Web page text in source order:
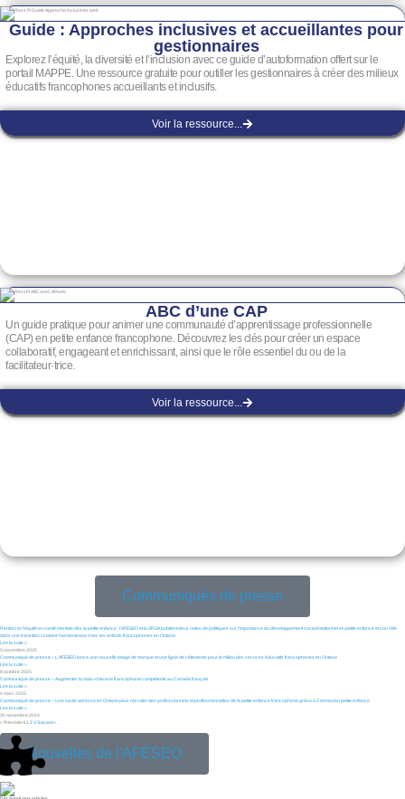
Guide : Approches inclusives et accueillantes pour
gestionnaires
Explorez l’équité, la diversité et l’inclusion avec ce guide d’autoformation offert sur le
portail MAPPE. Une ressource gratuite pour outiller les gestionnaires à créer des milieux
éducatifs francophones accueillants et inclusifs.
Voir la ressource...
ABC d’une CAP
Un guide pratique pour animer une communauté d’apprentissage professionnelle
(CAP) en petite enfance francophone. Découvrez les clés pour créer un espace
collaboratif, engageant et enrichissant, ainsi que le rôle essentiel du ou de la
facilitateur·trice.
Voir la ressource...
Communiqués de presse
Renforcer l’équité en santé mentale dès la petite enfance : l’AFÉSEO et la SRSA publient deux notes de politiques sur l’importance du développement socioémotionnel en petite enfance et son rôle
dans une transition scolaire harmonieuse chez les enfants francophones en Ontario
Lire la suite »
3 novembre 2025
Communiqué de presse – L’AFÉSEO lance une nouvelle image de marque et une ligne de vêtements pour le milieu des services éducatifs francophones en Ontario
Lire la suite »
8 octobre 2025
Communiqué de presse – Augmenter la main-d’œuvre francophone compétente au Canada français
Lire la suite »
4 mars 2025
Communiqué de presse – Une seule adresse en Ontario pour recruter des professionnels et professionnelles de la petite enfance francophone grâce à Connexion petite enfance
Lire la suite »
30 novembre 2024
« Précédent
Page
1
Page
2
Page
3Suivant »
Nouvelles de l'AFÉSEO